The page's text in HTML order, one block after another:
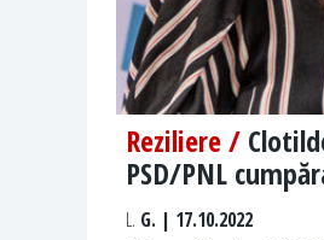
Reziliere /
PSD/PNL
L. G. | 17.10.2022